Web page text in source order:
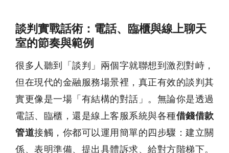
談判實戰話術：電話、臨櫃與線上聊天
室的節奏與範例
很多人聽到「談判」兩個字就聯想到激烈對峙，
但在現代的金融服務場景裡，真正有效的談判其
實更像是一場「有結構的對話」。無論你是透過
電話、臨櫃，還是線上客服系統與各種借錢借款
管道接觸，你都可以運用簡單的四步驟：建立關
係、表明準備、提出具體訴求、給對方階梯下。